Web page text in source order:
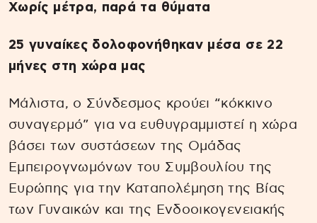
Χωρίς μέτρα, παρά τα θύματα
25 γυναίκες δολοφονήθηκαν μέσα σε 22
μήνες στη χώρα μας
Μάλιστα, ο Σύνδεσμος κρούει “κόκκινο
συναγερμό” για να ευθυγραμμιστεί η χώρα
βάσει των συστάσεων της Ομάδας
Εμπειρογνωμόνων του Συμβουλίου της
Ευρώπης για την Καταπολέμηση της Βίας
των Γυναικών και της Ενδοοικογενειακής